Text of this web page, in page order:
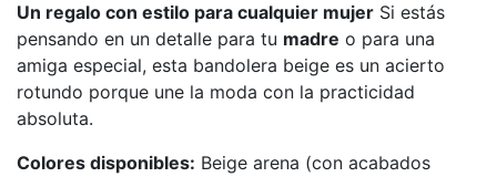
Un regalo con estilo para cualquier mujer Si estás
pensando en un detalle para tu madre o para una
amiga especial, esta bandolera beige es un acierto
rotundo porque une la moda con la practicidad
absoluta.
Colores disponibles: Beige arena (con acabados